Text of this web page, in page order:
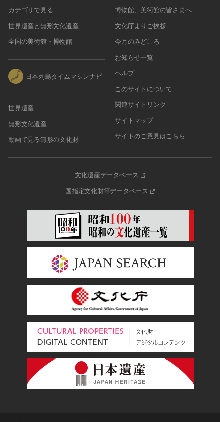
カテゴリで見る
世界遺産と無形文化遺産
全国の美術館・博物館
日本列島タイムマシンナビ
世界遺産
無形文化遺産
動画で見る無形の文化財
博物館、美術館の皆さまへ
文化庁よりご挨拶
今月のみどころ
お知らせ一覧
ヘルプ
このサイトについて
関連サイトリンク
サイトマップ
サイトのご意見はこちら
文化遺産データベース
国指定文化財等データベース